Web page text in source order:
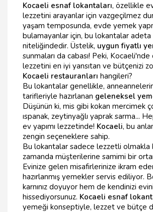
Kocaeli esnaf lokantaları, özellikle
lezzetini arayanlar için vazgeçilmez
yaşam temposunda, evde yemek
bulamayanlar için, bu lokantalar adeta
niteliğindedir. Üstelik, uygun fiyatlı
sunmaları da cabası! Peki,
lezzetini en iyi yansıtan ve bütçenizi
Kocaeli restauranları hangileri?
Bu lokantalar genellikle,
tarifleriyle hazırlanan geleneksel
Düşünün ki, mis gibi kokan mercimek
ıspanak, zeytinyağlı yaprak sarma...
ev yapımı lezzetinde! Kocaeli, bu
zengin seçeneklere sahip.
Bu lokantalar sadece lezzetli olmakla
zamanda müşterilerine samimi bir
Evinize gelen misafirlerinize ikram
hazırlanmış yemekler servis ediliyor.
karnınız doyuyor hem de kendinizi
hissediyorsunuz. Kocaeli esnaf
yemeği konseptiyle, lezzet ve bütçe